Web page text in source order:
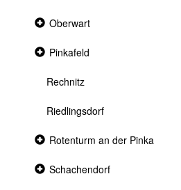
Collapsed
Oberwart
Collapsed
Pinkafeld
Rechnitz
Riedlingsdorf
Collapsed
Rotenturm an der Pinka
Collapsed
Schachendorf